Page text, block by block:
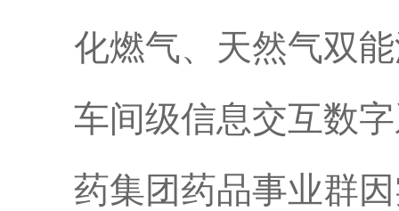
化燃气、天然气双
车间级信息交互数
药集团药品事业群